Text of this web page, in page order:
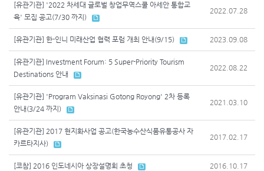
[유관기관] '2022 차세대 글로벌 창업무역스쿨 아세안 통합교
육' 모집 공고(7/30 까지)
2022.07.28
[유관기관] 한-인니 미래산업 협력 포럼 개최 안내(9/15) 2023.09.08
[유관기관] Investment Forum: 5 Super-Priority Tourism
Destinations 안내
2022.08.22
[유관기관] 'Program Vaksinasi Gotong Royong' 2차 등록
안내(3/24 까지)
2021.03.10
[유관기관] 2017 현지화사업 공고(한국농수산식품유통공사 자
카르타지사)
2017.02.17
[코참] 2016 인도네시아 상장설명회 초청 2016.10.17